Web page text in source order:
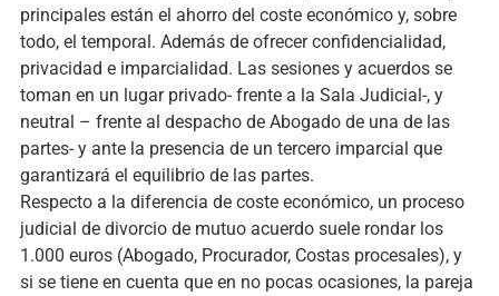
principales están el ahorro del coste económico y, sobre
todo, el temporal. Además de ofrecer confidencialidad,
privacidad e imparcialidad. Las sesiones y acuerdos se
toman en un lugar privado- frente a la Sala Judicial-, y
neutral – frente al despacho de Abogado de una de las
partes- y ante la presencia de un tercero imparcial que
garantizará el equilibrio de las partes.
Respecto a la diferencia de coste económico, un proceso
judicial de divorcio de mutuo acuerdo suele rondar los
1.000 euros (Abogado, Procurador, Costas procesales), y
si se tiene en cuenta que en no pocas ocasiones, la pareja